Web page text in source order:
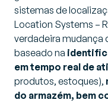
sistemas de
Location Systems –
verdadeira mudança
baseado na
em tempo real de
produtos, estoques),
do armazém, bem